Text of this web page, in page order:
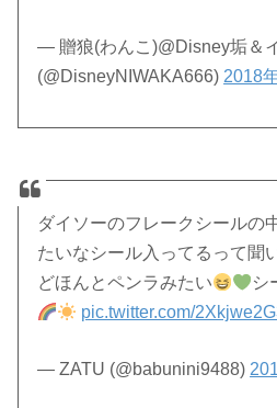
— 贈狼(わんこ)@Disney垢＆
(@DisneyNIWAKA666) 2018
ダイソーのフレークシールの
たいなシール入ってるって聞
どほんとペンラみたい
シ
pic.twitter.com/
— ZATU (@babunini9488)